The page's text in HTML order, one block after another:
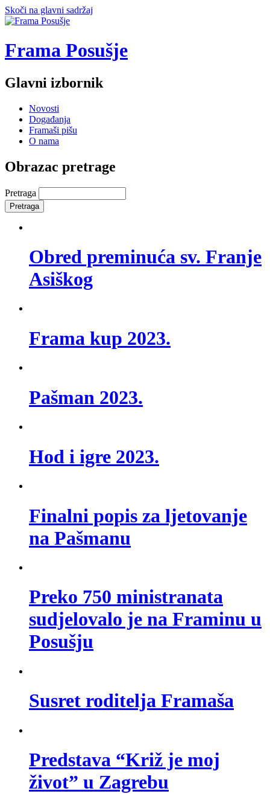
Skoči na glavni sadržaj
Frama Posušje
Glavni izbornik
Novosti
Događanja
Framaši pišu
O nama
Obrazac pretrage
Pretraga
Obred preminuća sv. Franje
Asiškog
Frama kup 2023.
Pašman 2023.
Hod i igre 2023.
Finalni popis za ljetovanje
na Pašmanu
Preko 750 ministranata
sudjelovalo je na Framinu u
Posušju
Susret roditelja Framaša
Predstava “Križ je moj
život” u Zagrebu